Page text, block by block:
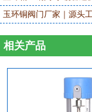
玉环铜阀门厂家｜源头
相关产品